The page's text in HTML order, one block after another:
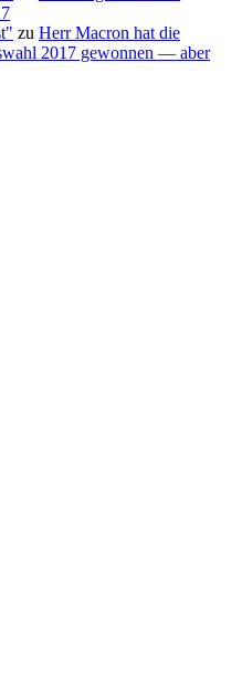
zu Herr Macron hat die
2017 gewonnen — aber